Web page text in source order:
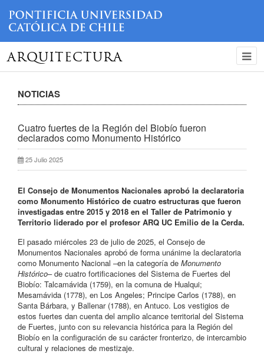
ARQUITECTURA
NOTICIAS
Cuatro fuertes de la Región del Biobío fueron
declarados como Monumento Histórico
25 Julio 2025
El Consejo de Monumentos Nacionales aprobó la declaratoria
como Monumento Histórico de cuatro estructuras que fueron
investigadas entre 2015 y 2018 en el Taller de Patrimonio y
Territorio liderado por el profesor ARQ UC Emilio de la Cerda.
El pasado miércoles 23 de julio de 2025, el Consejo de
Monumentos Nacionales aprobó de forma unánime la declaratoria
como Monumento Nacional –en la categoría de Monumento
Histórico– de cuatro fortificaciones del Sistema de Fuertes del
Biobío: Talcamávida (1759), en la comuna de Hualqui;
Mesamávida (1778), en Los Angeles; Principe Carlos (1788), en
Santa Bárbara, y Ballenar (1788), en Antuco. Los vestigios de
estos fuertes dan cuenta del amplio alcance territorial del Sistema
de Fuertes, junto con su relevancia histórica para la Región del
Biobío en la configuración de su carácter fronterizo, de intercambio
cultural y relaciones de mestizaje.